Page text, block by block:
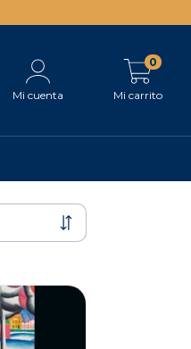
Mi cuenta Mi carrito
0